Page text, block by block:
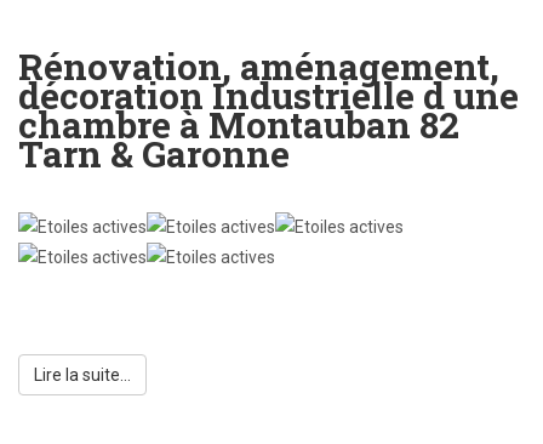
Rénovation, aménagement,
décoration Industrielle d une
chambre à Montauban 82
Tarn & Garonne
Note
utilisateur:5/5
Lire la suite...